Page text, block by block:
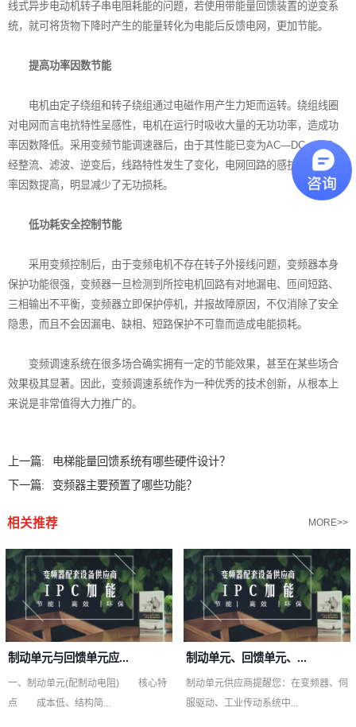
线式异步电动机转子串电阻耗能的问题，若使用带能量回馈装置的逆变系
统，就可将货物下降时产生的能量转化为电能后反馈电网，更加节能。
提高功率因数节能
电机由定子绕组和转子绕组通过电磁作用产生力矩而运转。绕组线圈
对电网而言电抗特性呈感性，电机在运行时吸收大量的无功功率，造成功
率因数降低。采用变频节能调速器后，由于其性能已变为AC―DC ―AC，
经整流、滤波、逆变后，线路特性发生了变化，电网回路的感抗减小，功
率因数提高，明显减少了无功损耗。
低功耗安全控制节能
采用变频控制后，由于变频电机不存在转子外接线问题，变频器本身
保护功能很强，变频器一旦检测到所控电机回路有对地漏电、匝间短路、
三相输出不平衡，变频器立即保护停机，并报故障原因，不仅消除了安全
隐患，而且不会因漏电、缺相、短路保护不可靠而造成电能损耗。
变频调速系统在很多场合确实拥有一定的节能效果，甚至在某些场合
效果极其显著。因此，变频调速系统作为一种优秀的技术创新，从根本上
来说是非常值得大力推广的。
上一篇:
电梯能量回馈系统有哪些硬件设计？
下一篇:
变频器主要预置了哪些功能？
相关推荐 MORE>>
制动单元与回馈单元应...
一、制动单元(配制动电阻) 核心特
点 成本低、结构简...
制动单元、回馈单元、...
制动单元供应商提醒您：在变频器、伺
服驱动、工业传动系统中...